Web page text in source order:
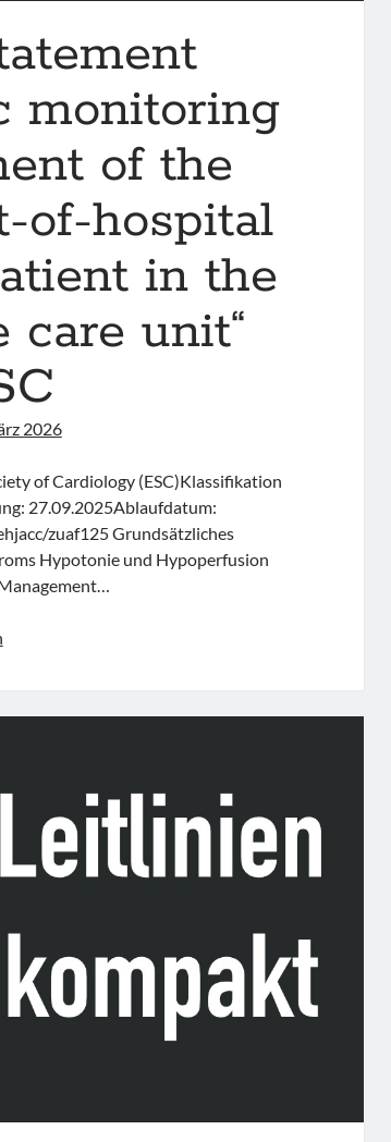
monitoring
of the
of-hospital
in the
unit“
2026
of Cardiology (ESC)Klassifikation
27.09.2025Ablaufdatum:
zuaf125 Grundsätzliches
Hypotonie und Hypoperfusion
Konsensusstatement
and
the
hypotensive
of-
patient